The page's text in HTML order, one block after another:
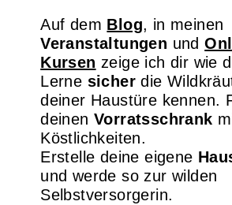
Auf dem Blog, in meinen
Veranstaltungen und
Kursen zeige ich dir wie
Lerne sicher die
deiner Haustüre kennen.
deinen Vorratsschrank
Köstlichkeiten.
Erstelle deine eigene
und werde so zur wilden
Selbstversorgerin.